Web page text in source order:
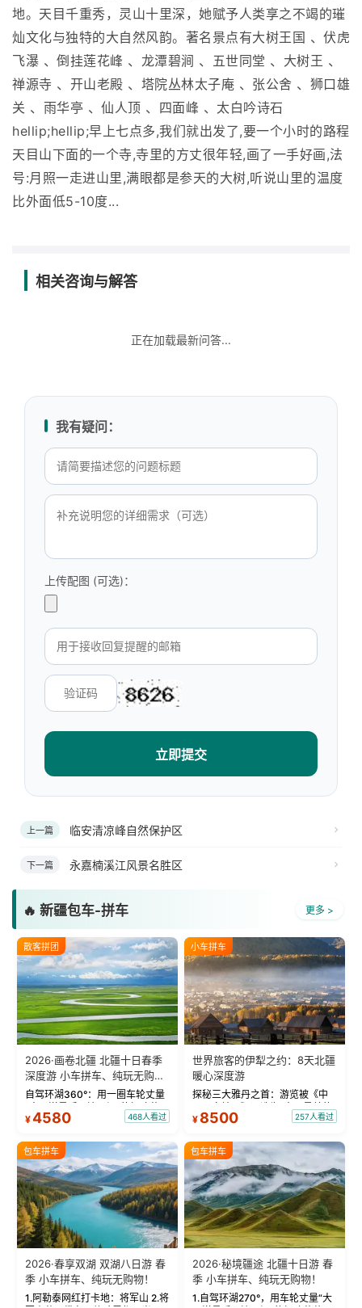
地。天目千重秀，灵山十里深，她赋予人类享之不竭的璀
灿文化与独特的大自然风韵。著名景点有大树王国 、伏虎
飞瀑 、倒挂莲花峰 、龙潭碧涧 、五世同堂 、大树王 、
禅源寺 、开山老殿 、塔院丛林太子庵 、张公舍 、狮口雄
关 、雨华亭 、仙人顶 、四面峰 、太白吟诗石
hellip;hellip;早上七点多,我们就出发了,要一个小时的路程
天目山下面的一个寺,寺里的方丈很年轻,画了一手好画,法
号:月照一走进山里,满眼都是参天的大树,听说山里的温度
比外面低5-10度...
相关咨询与解答
正在加载最新问答...
我有疑问：
上传配图 (可选)：
立即提交
上一篇 临安清凉峰自然保护区
下一篇 永嘉楠溪江风景名胜区
🔥 新疆包车-拼车 更多 >
散客拼团
2026·画卷北疆 北疆十日春季
深度游 小车拼车、纯玩无购
物！
自驾环湖360°：用一圈车轮丈量
“大西洋最后一滴眼泪”的极致蔚
蓝。 赛湖旅拍：甄选多款风格服
绝美瞬间。 赛湖坦克300跟车视
频：专业摄影师...
¥4580 468人看过
小车拼车
世界旅客的伊犁之约：8天北疆
暖心深度游
探秘三大雅丹之首：游览被《中
国国家地理》评选为“中国最美的
三大雅丹”第一名的克拉玛依魔鬼
瓦人最大村落——禾木村，欣赏
晨雾与小木...
¥ 8500 257人看过
包车拼车
2026·春享双湖 双湖八日游 春
季 小车拼车、纯玩无购物！
1.阿勒泰网红打卡地：将军山 2.将
包车拼车
2026·秘境疆途 北疆十日游 春
季 小车拼车、纯玩无购物！
1.自驾环湖270°，用车轮丈量“大